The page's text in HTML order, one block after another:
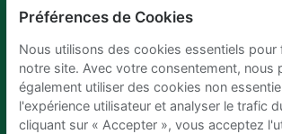
Préférences de Cookies
Nous utilisons des cookies essentiels pour
notre site. Avec votre consentement, nous
également utiliser des cookies non
l'expérience utilisateur et analyser le trafic
cliquant sur « Accepter », vous acceptez